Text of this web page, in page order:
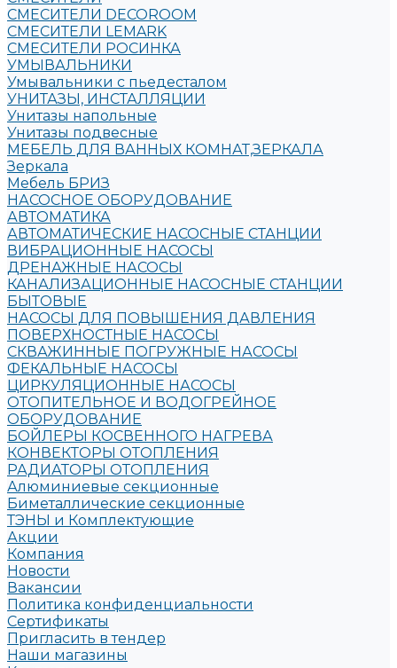
СМЕСИТЕЛИ DECOROOM
СМЕСИТЕЛИ LEMARK
СМЕСИТЕЛИ РОСИНКА
УМЫВАЛЬНИКИ
Умывальники с пьедесталом
УНИТАЗЫ, ИНСТАЛЛЯЦИИ
Унитазы напольные
Унитазы подвесные
МЕБЕЛЬ ДЛЯ ВАННЫХ КОМНАТ,ЗЕРКАЛА
Зеркала
Мебель БРИЗ
НАСОСНОЕ ОБОРУДОВАНИЕ
АВТОМАТИКА
АВТОМАТИЧЕСКИЕ НАСОСНЫЕ СТАНЦИИ
ВИБРАЦИОННЫЕ НАСОСЫ
ДРЕНАЖНЫЕ НАСОСЫ
КАНАЛИЗАЦИОННЫЕ НАСОСНЫЕ СТАНЦИИ
БЫТОВЫЕ
НАСОСЫ ДЛЯ ПОВЫШЕНИЯ ДАВЛЕНИЯ
ПОВЕРХНОСТНЫЕ НАСОСЫ
СКВАЖИННЫЕ ПОГРУЖНЫЕ НАСОСЫ
ФЕКАЛЬНЫЕ НАСОСЫ
ЦИРКУЛЯЦИОННЫЕ НАСОСЫ
ОТОПИТЕЛЬНОЕ И ВОДОГРЕЙНОЕ
ОБОРУДОВАНИЕ
БОЙЛЕРЫ КОСВЕННОГО НАГРЕВА
КОНВЕКТОРЫ ОТОПЛЕНИЯ
РАДИАТОРЫ ОТОПЛЕНИЯ
Алюминиевые секционные
Биметаллические секционные
ТЭНЫ и Комплектующие
Акции
Компания
Новости
Вакансии
Политика конфиденциальности
Сертификаты
Пригласить в тендер
Наши магазины